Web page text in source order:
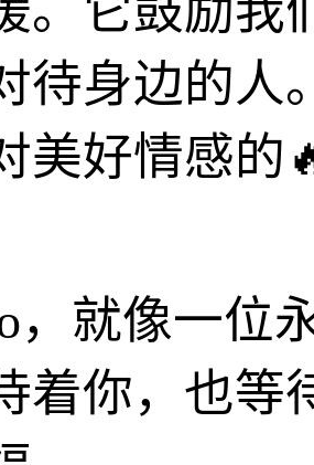
。它鼓励我
待身边的人
美好情感的
，就像一位
着你，也等